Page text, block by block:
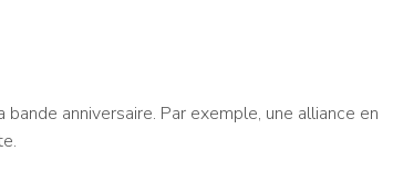
anniversaire. Par exemple, une alliance en